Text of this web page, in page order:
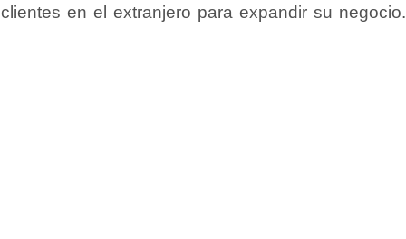
clientes en el extranjero para expandir su negocio.